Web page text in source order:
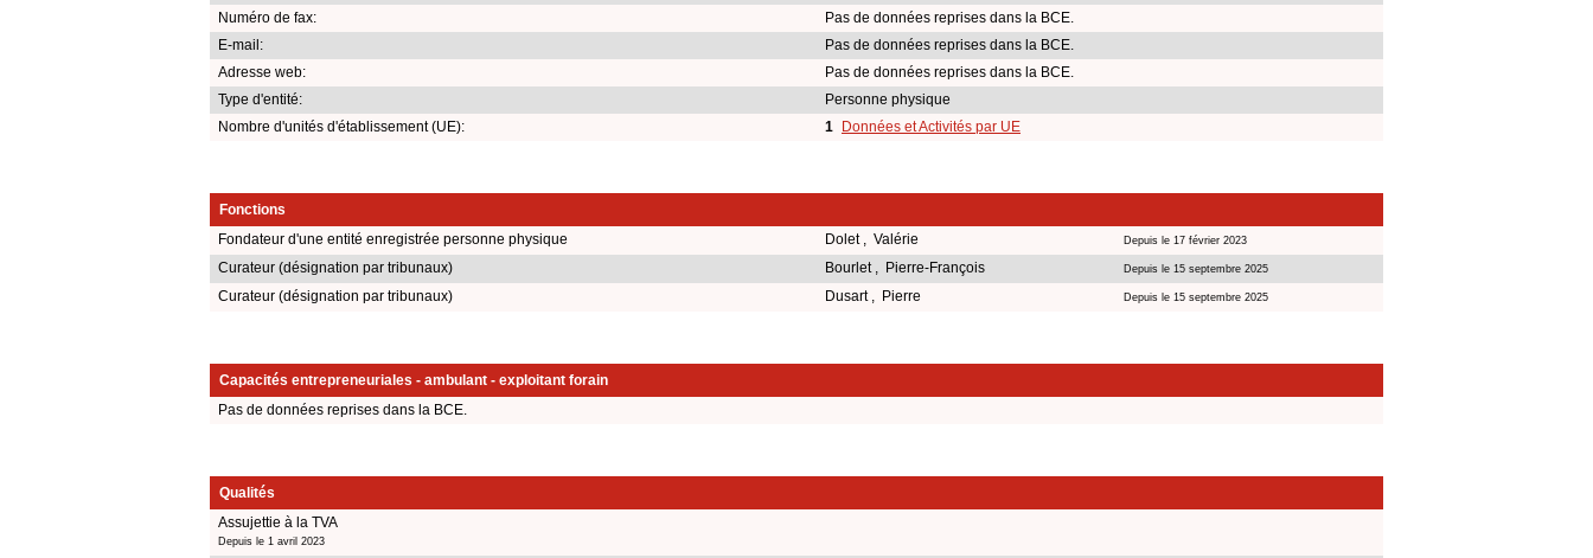
Numéro de fax:
Pas de données reprises dans la BCE.
E-mail:
Pas de données reprises dans la BCE.
Adresse web:
Pas de données reprises dans la BCE.
Type d'entité:
Personne physique
Nombre d'unités d'établissement (UE):
1 Données et Activités par UE
Fonctions
Fondateur d'une entité enregistrée personne physique
Dolet , Valérie Depuis le 17 février 2023
Curateur (désignation par tribunaux) Bourlet , Pierre-François Depuis le 15 septembre 2025
Curateur (désignation par tribunaux) Dusart , Pierre Depuis le 15 septembre 2025
Capacités entrepreneuriales - ambulant - exploitant forain
Pas de données reprises dans la BCE.
Qualités
Assujettie à la TVA
Depuis le 1 avril 2023